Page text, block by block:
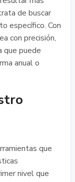
de buscar
específico. Con
con precisión,
que puede
anual o
que
nivel que